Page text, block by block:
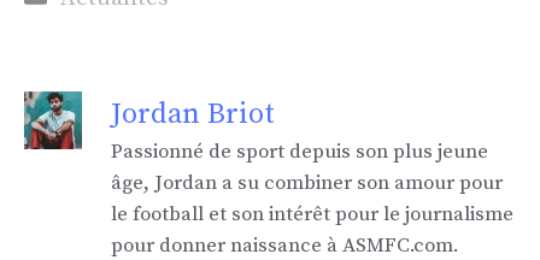
Jordan Briot
Passionné de sport depuis son plus jeune
âge, Jordan a su combiner son amour pour
le football et son intérêt pour le journalisme
pour donner naissance à ASMFC.com.